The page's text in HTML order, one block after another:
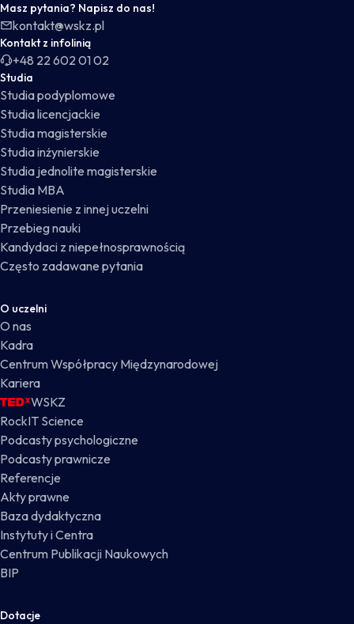
Masz pytania? Napisz do nas!
kontakt@wskz.pl
Kontakt z infolinią
+48 22 602 01 02
Studia
Studia podyplomowe
Studia licencjackie
Studia magisterskie
Studia inżynierskie
Studia jednolite magisterskie
Studia MBA
Przeniesienie z innej uczelni
Przebieg nauki
Kandydaci z niepełnosprawnością
Często zadawane pytania
O uczelni
O nas
Kadra
Centrum Współpracy Międzynarodowej
Kariera
WSKZ
RockIT Science
Podcasty psychologiczne
Podcasty prawnicze
Referencje
Akty prawne
Baza dydaktyczna
Instytuty i Centra
Centrum Publikacji Naukowych
BIP
Dotacje